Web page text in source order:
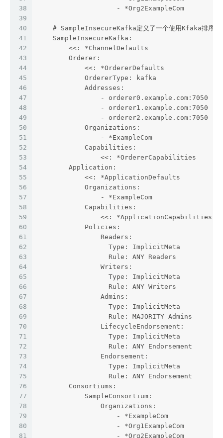
38
39
40
41
42
43
44
45
46
47
48
49
50
51
52
53
54
55
56
57
58
59
60
61
62
63
64
65
66
67
68
69
70
71
72
73
74
75
76
77
78
79
80
81
                    - *Org2ExampleCom
# SampleInsecureKafka定义了一个使用Kfaka排序节
    SampleInsecureKafka:
        <<: *ChannelDefaults
        Orderer:
            <<: *OrdererDefaults
            OrdererType: kafka
            Addresses:
                - orderer0.example.com:7050
                - orderer1.example.com:7050
                - orderer2.example.com:7050
            Organizations:
                - *ExampleCom
            Capabilities:
                <<: *OrdererCapabilities
        Application:
            <<: *ApplicationDefaults
            Organizations:
                - *ExampleCom
            Capabilities:
                <<: *ApplicationCapabilities
            Policies:
                Readers:
                  Type: ImplicitMeta
                  Rule: ANY Readers
                Writers:
                  Type: ImplicitMeta
                  Rule: ANY Writers
                Admins:
                  Type: ImplicitMeta
                  Rule: MAJORITY Admins
                LifecycleEndorsement:
                  Type: ImplicitMeta
                  Rule: ANY Endorsement
                Endorsement:
                  Type: ImplicitMeta
                  Rule: ANY Endorsement
        Consortiums:
            SampleConsortium:
                Organizations:
                    - *ExampleCom
                    - *Org1ExampleCom
                    - *Org2ExampleCom